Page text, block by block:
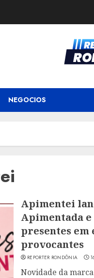
NEGOCIOS
Apimentei
Apimentada
presentes
provocantes
REPORTER RONDÔNIA
Novidade da